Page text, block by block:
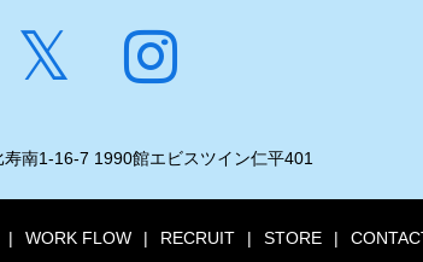
南1-16-7 1990館エビスツイン仁平401
WORK FLOW RECRUIT STORE